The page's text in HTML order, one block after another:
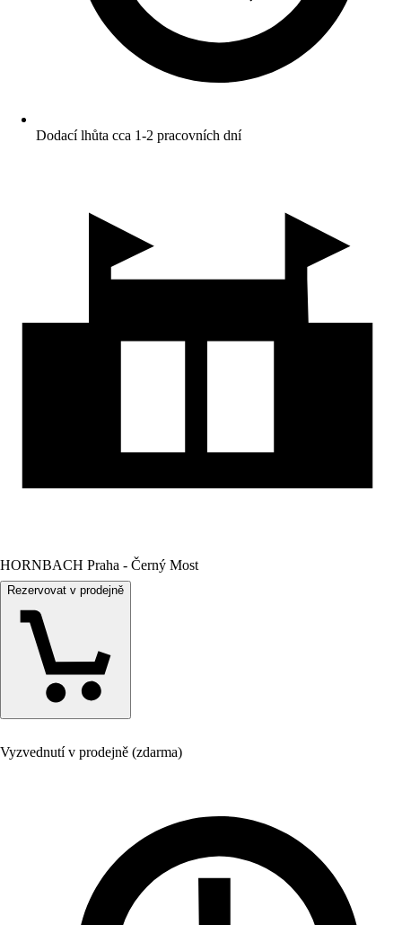
Dodací lhůta cca 1-2 pracovních dní
HORNBACH Praha - Černý Most
Rezervovat v prodejně
Vyzvednutí v prodejně (zdarma)